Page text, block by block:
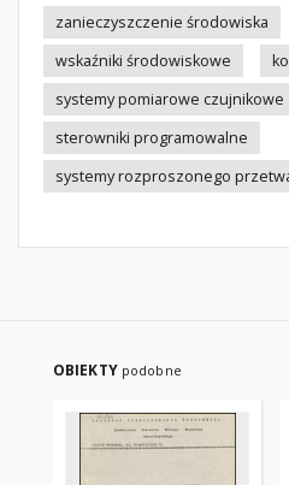
zanieczyszczenie środowiska
wskaźniki środowiskowe
systemy pomiarowe czujnikowe
sterowniki programowalne
systemy rozproszonego
OBIEKTY podobne